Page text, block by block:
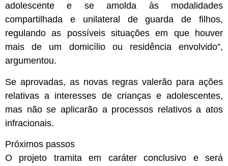
adolescente e se amolda às modalidades
compartilhada e unilateral de guarda de filhos,
regulando as possíveis situações em que houver
mais de um domicílio ou residência envolvido”,
argumentou.
Se aprovadas, as novas regras valerão para ações
relativas a interesses de crianças e adolescentes,
mas não se aplicarão a processos relativos a atos
infracionais.
Próximos passos
O projeto tramita em caráter conclusivo e será